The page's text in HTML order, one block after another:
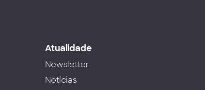
Atualidade
Newsletter
Notícias